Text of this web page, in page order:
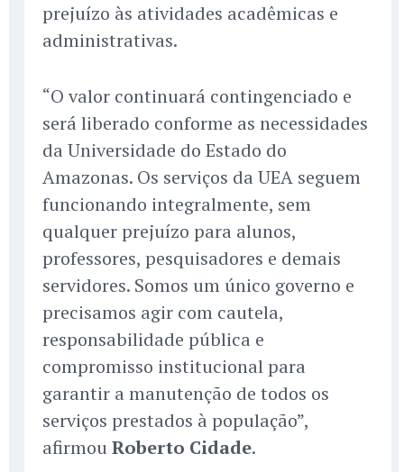
prejuízo às atividades acadêmicas e
administrativas.
“O valor continuará contingenciado e
será liberado conforme as necessidades
da Universidade do Estado do
Amazonas. Os serviços da UEA seguem
funcionando integralmente, sem
qualquer prejuízo para alunos,
professores, pesquisadores e demais
servidores. Somos um único governo e
precisamos agir com cautela,
responsabilidade pública e
compromisso institucional para
garantir a manutenção de todos os
serviços prestados à população”,
afirmou Roberto Cidade.